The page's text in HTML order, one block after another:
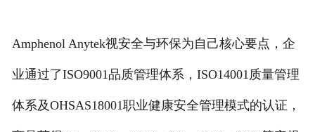
Amphenol Anytek视安全与环保为自己核心要点，企
业通过了ISO9001品质管理体系，ISO14001质量管理
体系及OHSAS18001职业健康安全管理模式的认证，